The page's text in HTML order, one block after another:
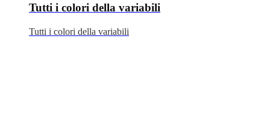
Tutti i colori della variabili
Tutti i colori della variabili